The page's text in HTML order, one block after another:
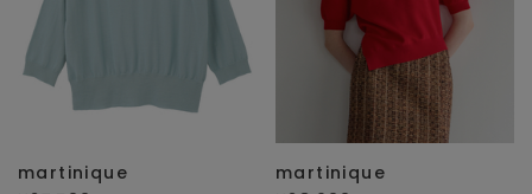
martinique
martinique